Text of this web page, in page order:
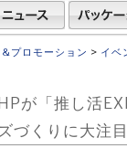
プロモーション > イベ
が「推し活
づくりに大注目